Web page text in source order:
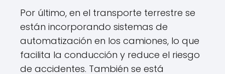
Por último, en el transporte terrestre se
están incorporando sistemas de
automatización en los camiones, lo que
facilita la conducción y reduce el riesgo
de accidentes. También se está